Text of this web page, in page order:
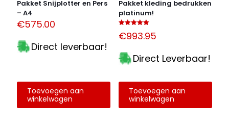
Pakket Snijplotter en Pers
– A4
€575.00
Direct leverbaar!
Toevoegen aan
winkelwagen
Pakket kleding bedrukken
platinum!
5.00
€993.95
Direct Leverbaar!
Toevoegen aan
winkelwagen